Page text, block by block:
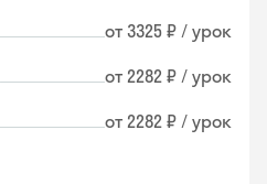
от 3325 ₽ / урок
от 2282 ₽ / урок
от 2282 ₽ / урок